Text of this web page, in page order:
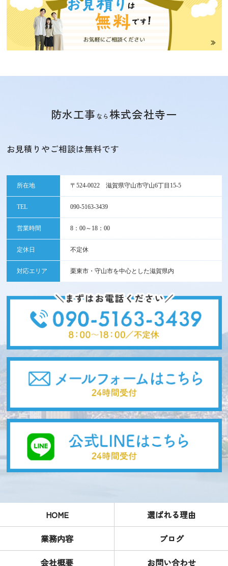
防水工事なら 株式会社寺一
お見積りやご相談は無料です
所在地 〒524-0022 滋賀県守山市守山6丁目15-5
TEL 090-5163-3439
営業時間 8：00～18：00
定休日 不定休
対応エリア 栗東市・守山市を中心とした滋賀県内
HOME
選ばれる理由
業務内容
ブログ
会社概要
お問い合わせ